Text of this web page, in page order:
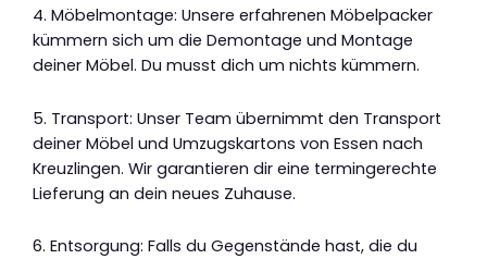
4. Möbelmontage: Unsere erfahrenen Möbelpacker
kümmern sich um die Demontage und Montage
deiner Möbel. Du musst dich um nichts kümmern.
5. Transport: Unser Team übernimmt den Transport
deiner Möbel und Umzugskartons von Essen nach
Kreuzlingen. Wir garantieren dir eine termingerechte
Lieferung an dein neues Zuhause.
6. Entsorgung: Falls du Gegenstände hast, die du